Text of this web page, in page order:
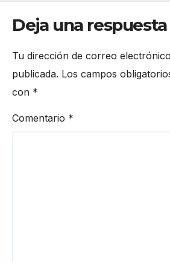
Deja una respuesta
Tu dirección de correo
publicada. Los campos
con *
Comentario *